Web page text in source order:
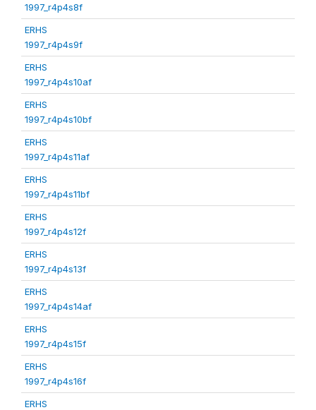
1997_r4p4s8f
ERHS
1997_r4p4s9f
ERHS
1997_r4p4s10af
ERHS
1997_r4p4s10bf
ERHS
1997_r4p4s11af
ERHS
1997_r4p4s11bf
ERHS
1997_r4p4s12f
ERHS
1997_r4p4s13f
ERHS
1997_r4p4s14af
ERHS
1997_r4p4s15f
ERHS
1997_r4p4s16f
ERHS